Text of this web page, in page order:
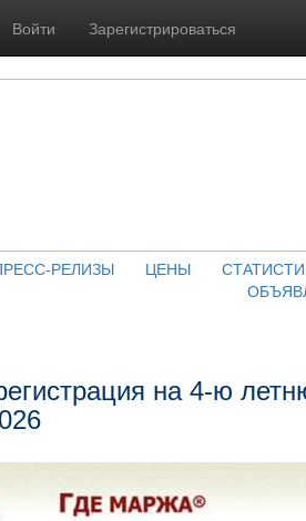
Войти Зарегистрироваться
РЕЛИЗЫ ЦЕНЫ
на 4-ю